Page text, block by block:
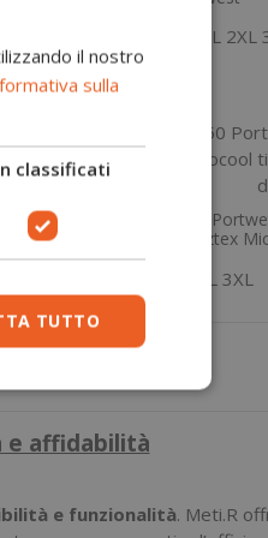
46 47
XL 2XL
39,60 €
Tuta ST50
chimica Biztex
3XL
e affidabilità
e funzionalità. Meti.R
il nostro
sulla
classificati
TUTTO